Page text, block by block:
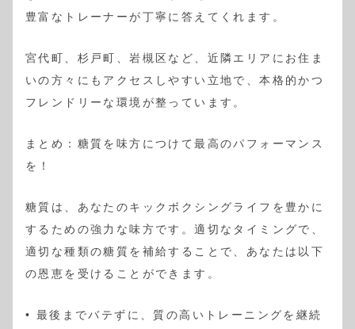
豊富なトレーナーが丁寧に答えてくれます。
宮代町、杉戸町、岩槻区など、近隣エリアにお住ま
いの方々にもアクセスしやすい立地で、本格的かつ
フレンドリーな環境が整っています。
まとめ：糖質を味方につけて最高のパフォーマンス
を！
糖質は、あなたのキックボクシングライフを豊かに
するための強力な味方です。適切なタイミングで、
適切な種類の糖質を補給することで、あなたは以下
の恩恵を受けることができます。
• 最後までバテずに、質の高いトレーニングを継続